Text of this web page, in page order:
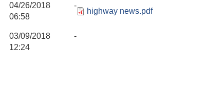
04/26/2018 -
06:58
highway news.pdf
03/09/2018 -
12:24